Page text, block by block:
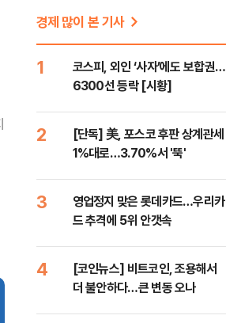
경제 많이 본 기사
1
코스피, 외인 ‘사자’에도 보합권…
6300선 등락 [시황]
2
[단독] 美, 포스코 후판 상계관세
1%대로…3.70%서 '뚝'
3
영업정지 맞은 롯데카드…우리카
드 추격에 5위 안갯속
4
[코인뉴스] 비트코인, 조용해서
더 불안하다…큰 변동 오나